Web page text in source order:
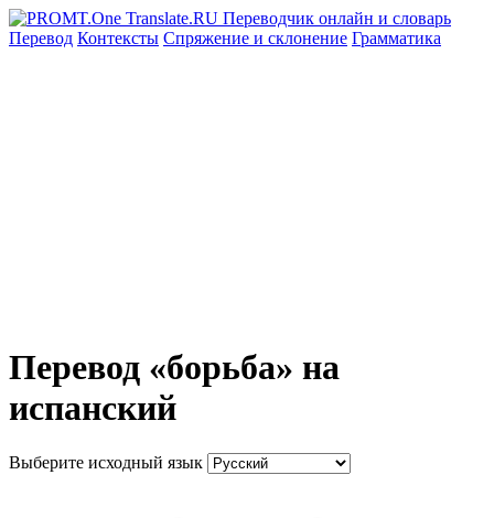
Перевод Контексты Спряжение и склонение Грамматика
Перевод «борьба» на
испанский
Выберите исходный язык